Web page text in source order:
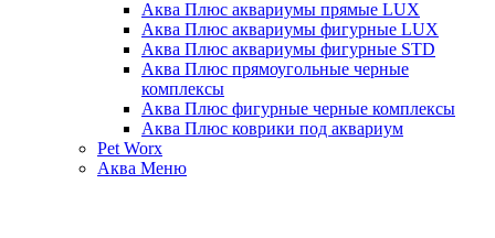
Аква Плюс аквариумы прямые LUX
Аква Плюс аквариумы фигурные LUX
Аква Плюс аквариумы фигурные STD
Аква Плюс прямоугольные черные
комплексы
Аква Плюс фигурные черные комплексы
Аква Плюс коврики под аквариум
Pet Worx
Аква Меню